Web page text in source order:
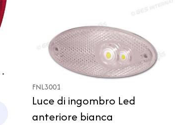
FNL3001
Luce di ingombro Led
anteriore bianca